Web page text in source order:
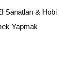
Sanatları & Hobi
Yapmak